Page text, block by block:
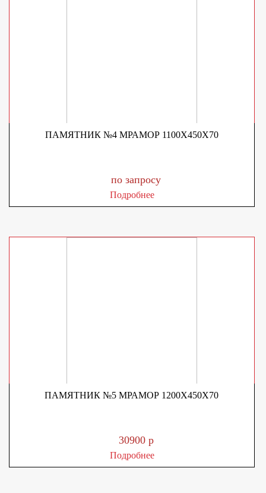
ПАМЯТНИК №4 МРАМОР 1100Х450Х70
по запросу
Подробнее
ПАМЯТНИК №5 МРАМОР 1200Х450Х70
30900 р
Подробнее